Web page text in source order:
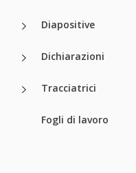
Diapositive
Dichiarazioni
Tracciatrici
Fogli di lavoro